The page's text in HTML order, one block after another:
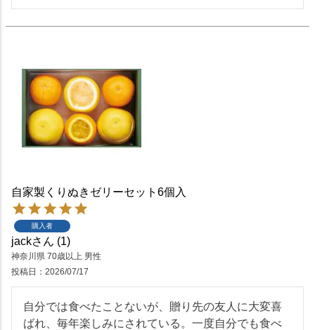
自家製くりぬきゼリーセット6個入
購入者
jack 1
神奈川県 70歳以上 男性
投稿日
2026/07/17
自分では食べたことないが、贈り先の友人に大変喜
ばれ、毎年楽しみにされている。一度自分でも食べ